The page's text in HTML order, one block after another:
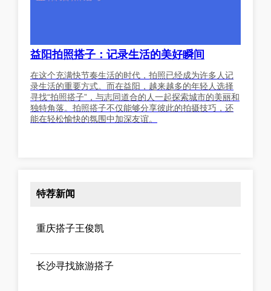
益阳拍照搭子：记录生活的美好瞬间
在这个充满快节奏生活的时代，拍照已经成为许多人记
录生活的重要方式。而在益阳，越来越多的年轻人选择
寻找“拍照搭子”，与志同道合的人一起探索城市的美丽和
独特角落。拍照搭子不仅能够分享彼此的拍摄技巧，还
能在轻松愉快的氛围中加深友谊。
特荐新闻
重庆搭子王俊凯
长沙寻找旅游搭子